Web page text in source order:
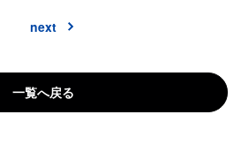
next
一覧へ戻る